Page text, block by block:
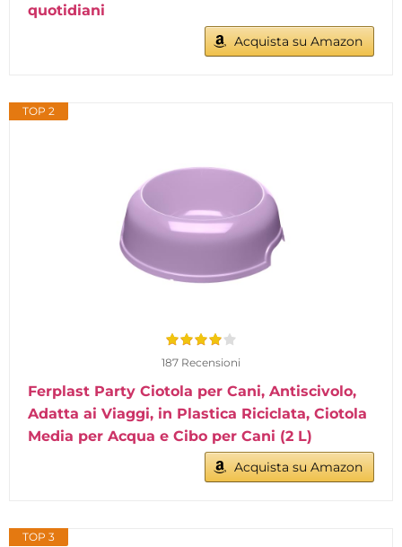
quotidiani
Acquista su Amazon
TOP 2
187 Recensioni
Ferplast Party Ciotola per Cani, Antiscivolo,
Adatta ai Viaggi, in Plastica Riciclata, Ciotola
Media per Acqua e Cibo per Cani (2 L)
Acquista su Amazon
TOP 3